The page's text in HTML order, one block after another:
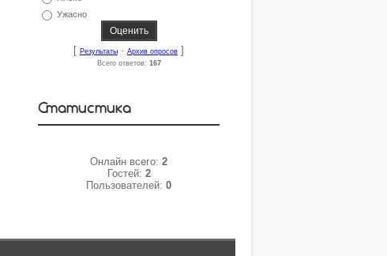
Ужасно
[ Результаты · Архив опросов ]
Всего ответов: 167
Статистика
Онлайн всего: 2
Гостей: 2
Пользователей: 0